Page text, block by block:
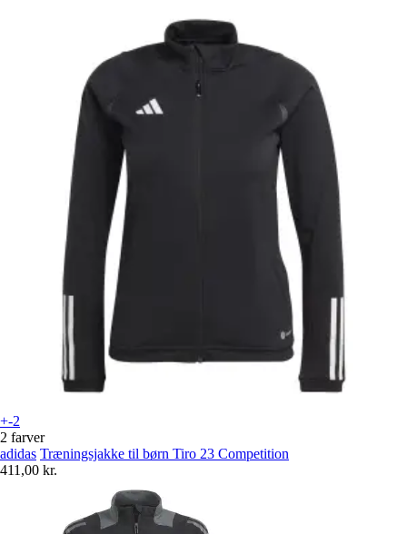
+-2
2 farver
adidas Træningsjakke til børn Tiro 23 Competition
411,00 kr.